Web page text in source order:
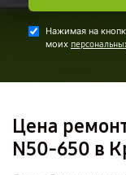
Нажимая на
моих
Цена
N50-650 в